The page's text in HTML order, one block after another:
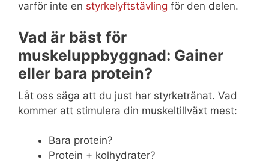
varför inte en styrkelyftstävling för den delen.
Vad är bäst för
muskeluppbyggnad: Gainer
eller bara protein?
Låt oss säga att du just har styrketränat. Vad
kommer att stimulera din muskeltillväxt mest:
Bara protein?
Protein + kolhydrater?